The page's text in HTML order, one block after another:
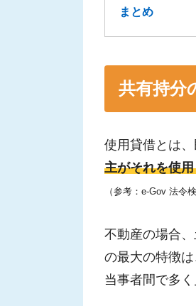
まとめ
共有持分
使用貸借とは
主がそれを使
（参考：e-Gov 法令
不動産の場合
の最大の特徴
当事者間で多く